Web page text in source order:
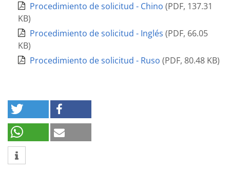
Procedimiento de solicitud - Chino (PDF, 137.31
KB)
Procedimiento de solicitud - Inglés (PDF, 66.05
KB)
Procedimiento de solicitud - Ruso (PDF, 80.48 KB)